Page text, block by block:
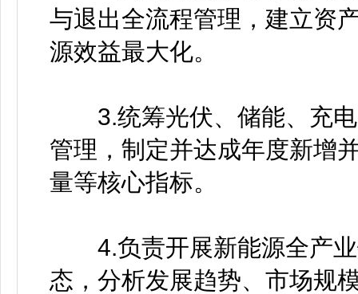
与退出全流程管理，建立资
源效益最大化。
3.统筹光伏、储能、充电
管理，制定并达成年度新增
量等核心指标。
4.负责开展新能源全产业
态，分析发展趋势、市场规